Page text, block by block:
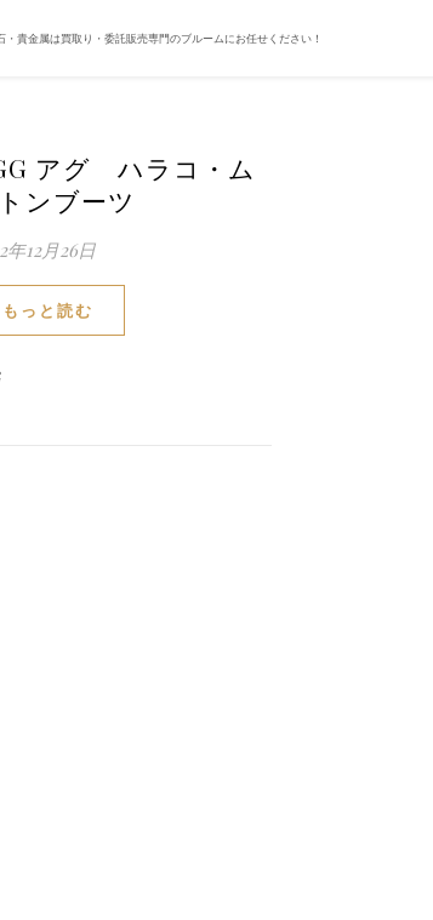
・貴金属は買取り・委託販売専門のブルームにお任せください！
アグ ハラコ・ム
ンブーツ
年12月26日
もっと読む